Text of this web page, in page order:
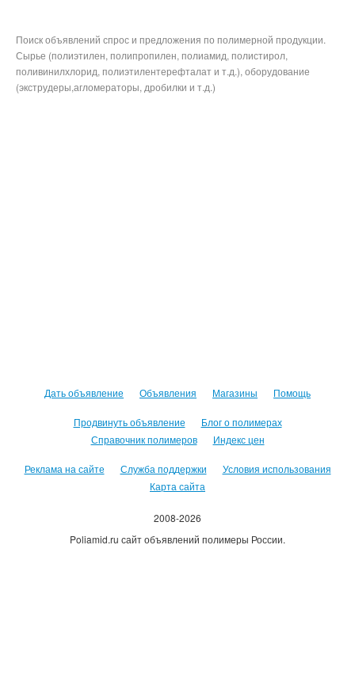
Поиск объявлений спрос и предложения по полимерной продукции.
Сырье (полиэтилен, полипропилен, полиамид, полистирол,
поливинилхлорид, полиэтилентерефталат и т.д.), оборудование
(экструдеры,агломераторы, дробилки и т.д.)
Дать объявление Объявления Магазины Помощь
Продвинуть объявление
Блог о полимерах
Справочник полимеров
Индекс цен
Реклама на сайте Служба поддержки
Условия использования
Карта сайта
2008-2026
Poliamid.ru сайт объявлений полимеры России.